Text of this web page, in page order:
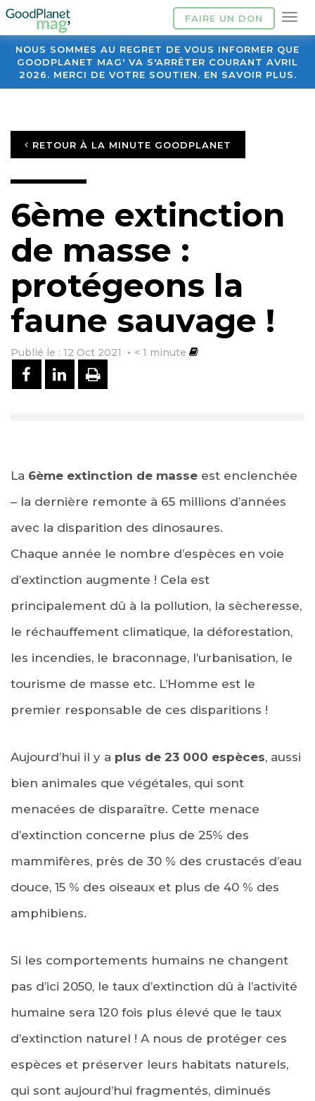
FAIRE UN DON
NOUS SOMMES AU REGRET DE VOUS INFORMER QUE
GOODPLANET MAG' VA S'ARRÊTER COURANT AVRIL
2026. MERCI DE VOTRE SOUTIEN. EN SAVOIR PLUS.
RETOUR À LA MINUTE GOODPLANET
6ème extinction
de masse :
protégeons la
faune sauvage !
Publié le : 12 Oct 2021 < 1 minute
PARTAGER SUR FACEBOOK
PARTAGER SUR LINKEDIN
IMPRIMER
La 6ème extinction de masse est enclenchée
– la dernière remonte à 65 millions d’années
avec la disparition des dinosaures.
Chaque année le nombre d’espèces en voie
d’extinction augmente ! Cela est
principalement dû à la pollution, la sècheresse,
le réchauffement climatique, la déforestation,
les incendies, le braconnage, l’urbanisation, le
tourisme de masse etc. L’Homme est le
premier responsable de ces disparitions !
Aujourd’hui il y a plus de 23 000 espèces, aussi
bien animales que végétales, qui sont
menacées de disparaître. Cette menace
d’extinction concerne plus de 25% des
mammifères, près de 30 % des crustacés d’eau
douce, 15 % des oiseaux et plus de 40 % des
amphibiens.
Si les comportements humains ne changent
pas d’ici 2050, le taux d’extinction dû à l’activité
humaine sera 120 fois plus élevé que le taux
d’extinction naturel ! A nous de protéger ces
espèces et préserver leurs habitats naturels,
qui sont aujourd’hui fragmentés, diminués